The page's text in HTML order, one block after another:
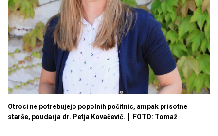
Otroci ne potrebujejo popolnih počitnic, ampak prisotne
starše, poudarja dr. Petja Kovačevič.
FOTO: Tomaž